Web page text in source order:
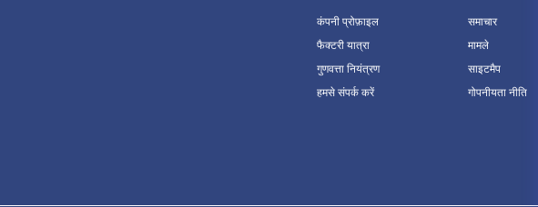
कंपनी प्रोफ़ाइल
फैक्टरी यात्रा
गुणवत्ता नियंत्रण
हमसे संपर्क करें
समाचार
मामले
साइटमैप
गोपनीयता नीति